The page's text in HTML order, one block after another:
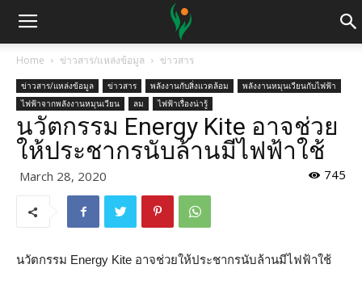
Home ข่าวสาร/แหล่งข้อมูล ข่าวสาร
ข่าวสาร/แหล่งข้อมูล ข่าวสาร พลังงานกับสิ่งแวดล้อม
พลังงานหมุนเวียนกับไฟฟ้า
ไฟฟ้าจากพลังงานหมุนเวียน
ลม ไฟฟ้าเรื่องน่ารู้
นวัตกรรม Energy Kite อาจช่วย
ให้ประชากรนับล้านมีไฟฟ้าใช้
March 28, 2020 745
นวัตกรรม Energy Kite อาจช่วยให้ประชากรนับล้านมีไฟฟ้าใช้